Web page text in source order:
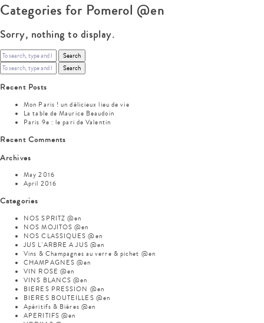
Categories for Pomerol @en
Sorry, nothing to display.
Search
Search
Recent Posts
Mon Paris ! un délicieux lieu de vie
La table de Maurice Beaudoin
Paris 9e : le pari de Valentin
Recent Comments
Archives
May 2016
April 2016
Categories
NOS SPRITZ @en
NOS MOJITOS @en
NOS CLASSIQUES @en
JUS L'ARBRE A JUS @en
Vins & Champagnes au verre & pichet @en
CHAMPAGNES @en
VIN ROSE @en
VINS BLANCS @en
BIERES PRESSION @en
BIERES BOUTEILLES @en
Apéritifs & Bières @en
APERITIFS @en